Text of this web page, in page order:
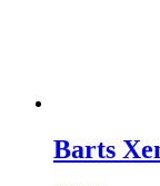
Barts